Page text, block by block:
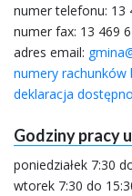
numer telefonu: 13
numer fax: 13 469
adres email:
numery rachunków
deklaracja
Godziny pracy
poniedziałek 7:30
wtorek 7:30 do